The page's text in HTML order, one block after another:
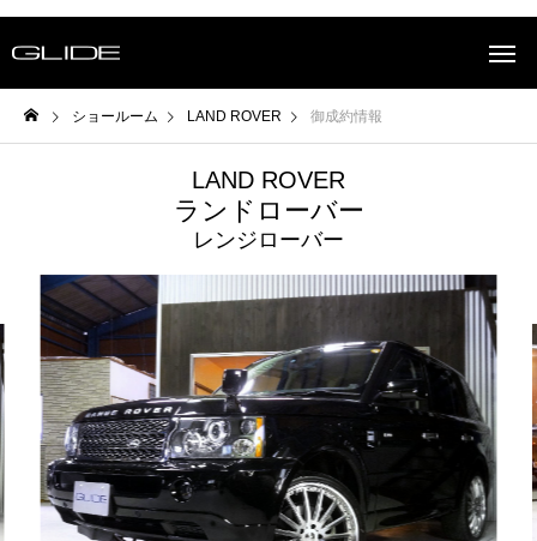
ショールーム LAND ROVER 御成約情報
LAND ROVER
ランドローバー
レンジローバー